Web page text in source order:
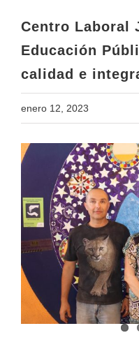
Centro Laboral
Educación
calidad e
enero 12, 2023
View
Image